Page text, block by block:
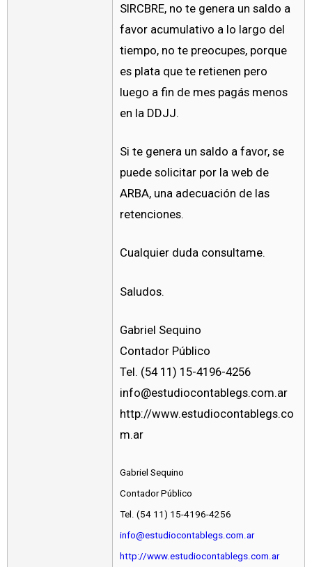
SIRCBRE, no te genera un saldo a
favor acumulativo a lo largo del
tiempo, no te preocupes, porque
es plata que te retienen pero
luego a fin de mes pagás menos
en la DDJJ.
Si te genera un saldo a favor, se
puede solicitar por la web de
ARBA, una adecuación de las
retenciones.
Cualquier duda consultame.
Saludos.
Gabriel Sequino
Contador Público
Tel. (54 11) 15-4196-4256
info@estudiocontablegs.com.ar
http://www.estudiocontablegs.co
m.ar
Gabriel Sequino
Contador Público
Tel. (54 11) 15-4196-4256
info@estudiocontablegs.com.ar
http://www.estudiocontablegs.com.ar